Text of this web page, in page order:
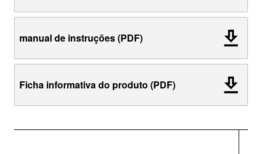
manual de instruções (PDF)
Ficha informativa do produto (PDF)